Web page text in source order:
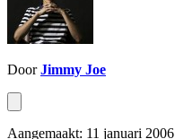
DoorJimmy Joe
Aangemaakt: 11 januari 2006